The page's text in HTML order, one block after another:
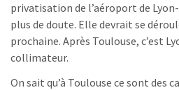
privatisation de l’aéroport de
plus de doute. Elle devrait se
prochaine. Après Toulouse, c’est
collimateur.
On sait qu’à Toulouse ce sont des